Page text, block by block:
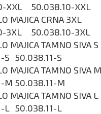
XXL
50.038.10-XXL
MAJICA CRNA 3XL
3XL
50.038.10-3XL
MAJICA TAMNO SIVA S
S 50.038.11-S
MAJICA TAMNO SIVA M
M 50.038.11-M
MAJICA TAMNO SIVA L
L 50.038.11-L